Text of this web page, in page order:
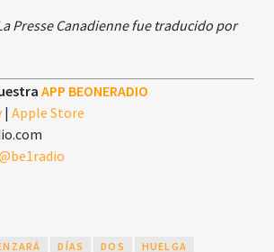
Presse Canadienne fue traducido por
APP BEONERADIO
|Apple Store
DÍAS DOS HUELGA